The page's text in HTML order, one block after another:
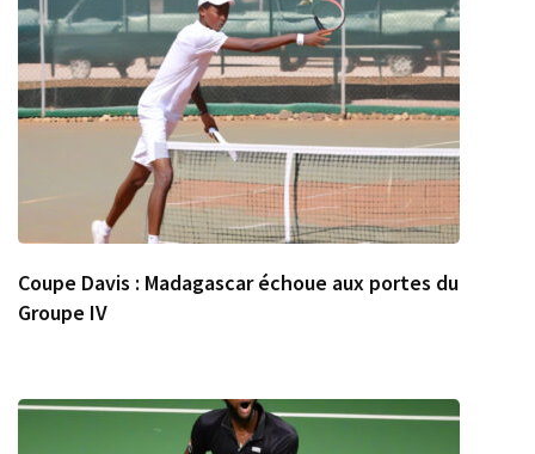
Coupe Davis : Madagascar échoue aux portes du
Groupe IV